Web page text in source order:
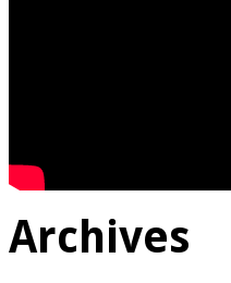
Archives